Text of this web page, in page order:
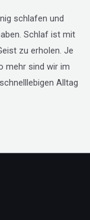
schlafen und
Schlaf ist mit
zu erholen. Je
mehr sind wir im
Alltag